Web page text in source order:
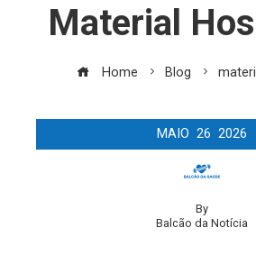
Material
Home Blog
MAIO 26 2026
By
Balcão da Notícia